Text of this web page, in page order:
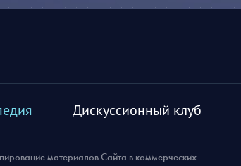
Дискуссионный клуб
материалов Сайта в коммерческих